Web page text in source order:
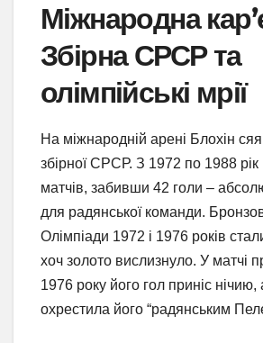
Міжнародна
Збірна СРСР та
олімпійські мрії
На міжнародній арені Блохін
збірної СРСР. З 1972 по 1988 рік
матчів, забивши 42 голи –
для радянської команди.
Олімпіади 1972 і 1976 років
хоч золото вислизнуло. У матчі
1976 року його гол приніс нічию,
охрестила його “радянським